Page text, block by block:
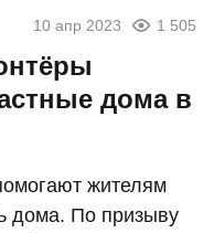
10 апр 2023 1 505
дома в
жителям
дома. По призыву